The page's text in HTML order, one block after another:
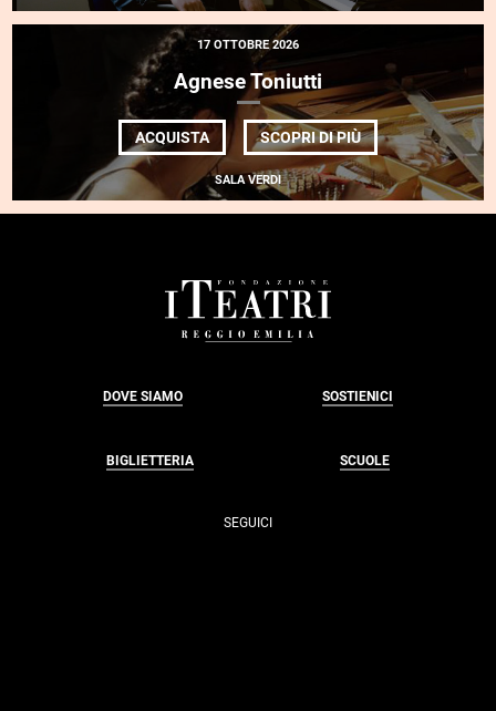
PER
VIDEO
17 OTTOBRE 2026
Agnese Toniutti
ACQUISTA SCOPRI DI PIÙDI
AGNESE
TONIUTTI
SALA VERDI
DOVE SIAMO SOSTIENICI
BIGLIETTERIA SCUOLE
SEGUICI